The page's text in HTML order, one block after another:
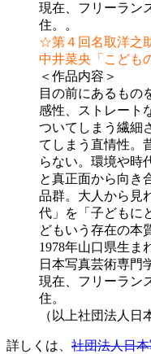
現在、フリーラン
住。。
☆第４回名取洋之
中井菜央「こども
＜作品内容＞
目の前にあるもの
感性、ストレート
ついてしまう繊細
てしまう直情性。
らない。環境や時
と真正面から向き
品群。大人から見
代」を「子どもに
どもいう存在の本
1978年山口県生ま
日本写真芸術専門
現在、フリーラン
住。
（以上社団法人日
詳しくは、 社団法人日